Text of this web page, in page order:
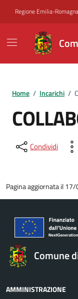
Regione Emilia-Romagna
Home / Incarichi /
Condividi
Pagina aggiornata il
Comune
AMMINISTRAZIONE